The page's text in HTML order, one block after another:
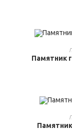
Памятник